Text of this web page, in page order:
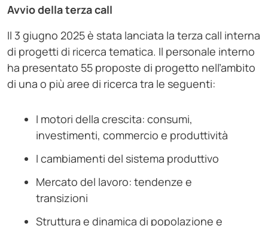
Avvio della terza call
Il 3 giugno 2025 è stata lanciata la terza call interna
di progetti di ricerca tematica. Il personale interno
ha presentato 55 proposte di progetto nell’ambito
di una o più aree di ricerca tra le seguenti:
I motori della crescita: consumi,
investimenti, commercio e produttività
I cambiamenti del sistema produttivo
Mercato del lavoro: tendenze e
transizioni
Struttura e dinamica di popolazione e